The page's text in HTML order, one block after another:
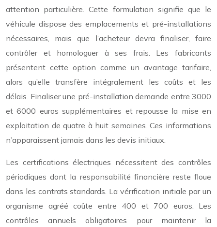
attention particulière. Cette formulation signifie que le
véhicule dispose des emplacements et pré-installations
nécessaires, mais que l’acheteur devra finaliser, faire
contrôler et homologuer à ses frais. Les fabricants
présentent cette option comme un avantage tarifaire,
alors qu’elle transfère intégralement les coûts et les
délais. Finaliser une pré-installation demande entre 3000
et 6000 euros supplémentaires et repousse la mise en
exploitation de quatre à huit semaines. Ces informations
n’apparaissent jamais dans les devis initiaux.
Les certifications électriques nécessitent des contrôles
périodiques dont la responsabilité financière reste floue
dans les contrats standards. La vérification initiale par un
organisme agréé coûte entre 400 et 700 euros. Les
contrôles annuels obligatoires pour maintenir la